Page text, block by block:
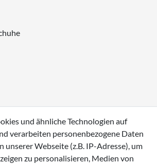
und ähnliche Technologien auf
verarbeiten personenbezogene Daten
unserer Webseite (z.B. IP-Adresse), um
zu personalisieren, Medien von